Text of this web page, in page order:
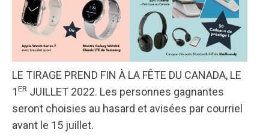
LE TIRAGE PREND FIN À LA FÊTE DU CANADA, LE
1ER JUILLET 2022. Les personnes gagnantes
seront choisies au hasard et avisées par courriel
avant le 15 juillet.